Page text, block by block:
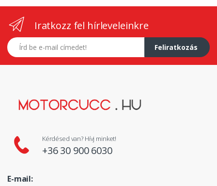
Iratkozz fel hírleveleinkre
E-mail címed
Feliratkozás
Kérdésed van? Hívj minket!
+36 30 900 6030
E-mail: